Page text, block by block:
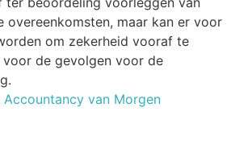
overeenkomsten, maar kan er voor
om zekerheid vooraf te
de gevolgen voor de
Accountancy van Morgen